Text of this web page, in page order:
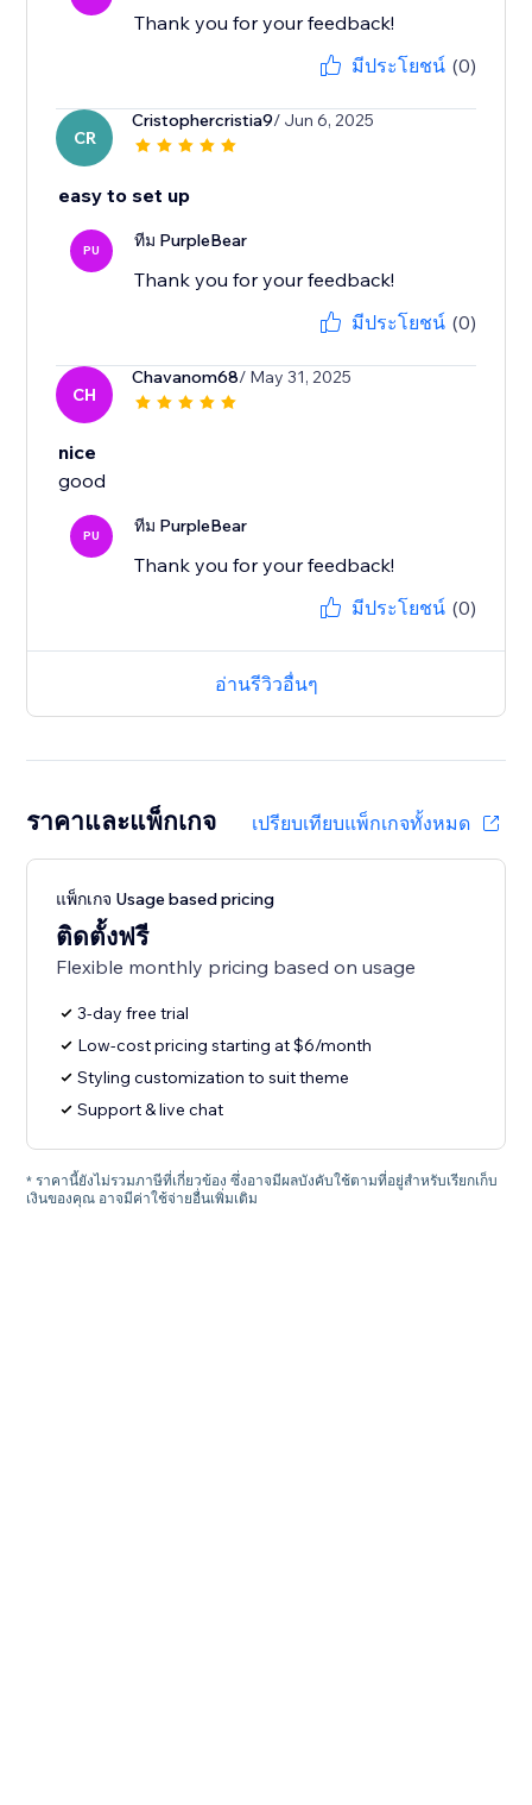
มีประโยชน์ (0)
CR
Cristophercristia9/ Jun 6, 2025
easy to set up
PU ทีม PurpleBear
Thank you for your feedback!
มีประโยชน์ (0)
CH
Chavanom68/ May 31, 2025
nice
good
PU ทีม PurpleBear
Thank you for your feedback!
มีประโยชน์ (0)
อ่านรีวิวอื่นๆ
ราคาและแพ็กเกจ เปรียบเทียบแพ็กเกจทั้งหมด
แพ็กเกจ Usage based pricing
ติดตั้งฟรี
Flexible monthly pricing based on usage
3-day free trial
Low-cost pricing starting at $6/month
Styling customization to suit theme
Support & live chat
* ราคานี้ยังไม่รวมภาษีที่เกี่ยวข้อง ซึ่งอาจมีผลบังคับใช้ตามที่อยู่สำหรับเรียกเก็บ
เงินของคุณ อาจมีค่าใช้จ่ายอื่นเพิ่มเติม